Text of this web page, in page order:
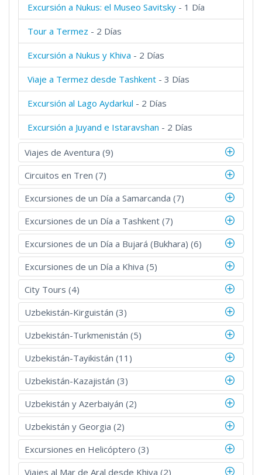
Excursión a Nukus: el Museo Savitsky - 1 Día
Tour a Termez - 2 Días
Excursión a Nukus y Khiva - 2 Días
Viaje a Termez desde Tashkent - 3 Días
Excursión al Lago Aydarkul - 2 Días
Excursión a Juyand e Istaravshan - 2 Días
Viajes de Aventura (9)
Circuitos en Tren (7)
Excursiones de un Día a Samarcanda (7)
Excursiones de un Día a Tashkent (7)
Excursiones de un Día a Bujará (Bukhara) (6)
Excursiones de un Día a Khiva (5)
City Tours (4)
Uzbekistán-Kirguistán (3)
Uzbekistán-Turkmenistán (5)
Uzbekistán-Tayikistán (11)
Uzbekistán-Kazajistán (3)
Uzbekistán y Azerbaiyán (2)
Uzbekistán y Georgia (2)
Excursiones en Helicóptero (3)
Viajes al Mar de Aral desde Khiva (2)